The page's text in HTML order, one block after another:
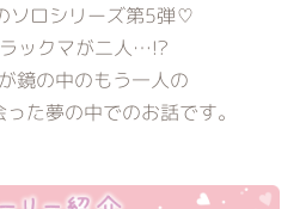
ソロシリーズ第5弾♡
ックマが二人…!?
鏡の中のもう一人の
た夢の中でのお話です。